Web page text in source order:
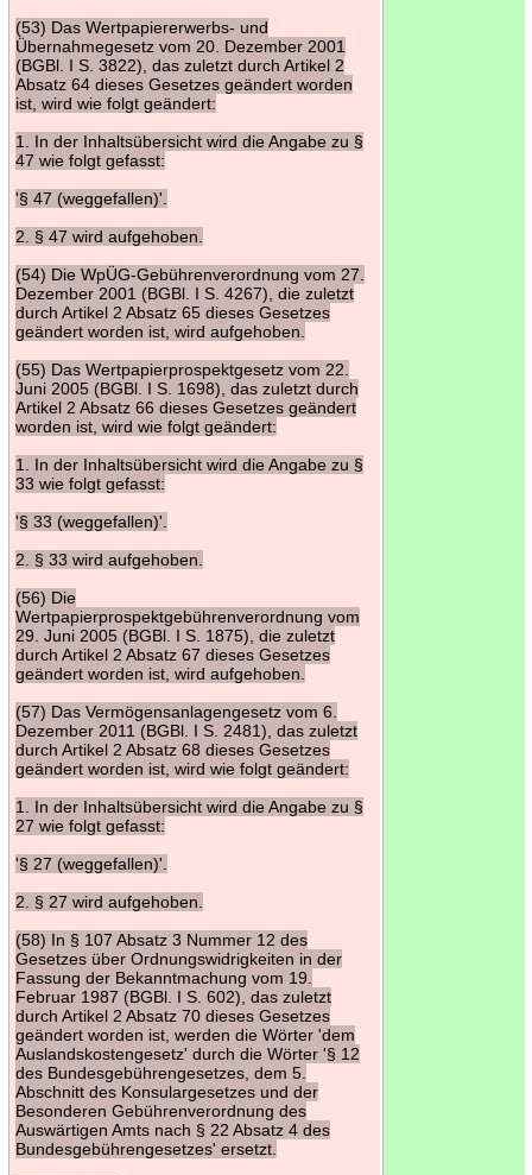
(53) Das Wertpapiererwerbs- und
Übernahmegesetz vom 20. Dezember 2001
(BGBl. I S. 3822), das zuletzt durch Artikel 2
Absatz 64 dieses Gesetzes geändert worden
ist, wird wie folgt geändert:
1. In der Inhaltsübersicht wird die Angabe zu §
47 wie folgt gefasst:
'§ 47 (weggefallen)'.
2. § 47 wird aufgehoben.
(54) Die WpÜG-Gebührenverordnung vom 27.
Dezember 2001 (BGBl. I S. 4267), die zuletzt
durch Artikel 2 Absatz 65 dieses Gesetzes
geändert worden ist, wird aufgehoben.
(55) Das Wertpapierprospektgesetz vom 22.
Juni 2005 (BGBl. I S. 1698), das zuletzt durch
Artikel 2 Absatz 66 dieses Gesetzes geändert
worden ist, wird wie folgt geändert:
1. In der Inhaltsübersicht wird die Angabe zu §
33 wie folgt gefasst:
'§ 33 (weggefallen)'.
2. § 33 wird aufgehoben.
(56) Die
Wertpapierprospektgebührenverordnung vom
29. Juni 2005 (BGBl. I S. 1875), die zuletzt
durch Artikel 2 Absatz 67 dieses Gesetzes
geändert worden ist, wird aufgehoben.
(57) Das Vermögensanlagengesetz vom 6.
Dezember 2011 (BGBl. I S. 2481), das zuletzt
durch Artikel 2 Absatz 68 dieses Gesetzes
geändert worden ist, wird wie folgt geändert:
1. In der Inhaltsübersicht wird die Angabe zu §
27 wie folgt gefasst:
'§ 27 (weggefallen)'.
2. § 27 wird aufgehoben.
(58) In § 107 Absatz 3 Nummer 12 des
Gesetzes über Ordnungswidrigkeiten in der
Fassung der Bekanntmachung vom 19.
Februar 1987 (BGBl. I S. 602), das zuletzt
durch Artikel 2 Absatz 70 dieses Gesetzes
geändert worden ist, werden die Wörter 'dem
Auslandskostengesetz' durch die Wörter '§ 12
des Bundesgebührengesetzes, dem 5.
Abschnitt des Konsulargesetzes und der
Besonderen Gebührenverordnung des
Auswärtigen Amts nach § 22 Absatz 4 des
Bundesgebührengesetzes' ersetzt.